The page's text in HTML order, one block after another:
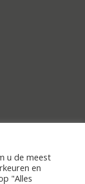
u de meest
en
"Alles